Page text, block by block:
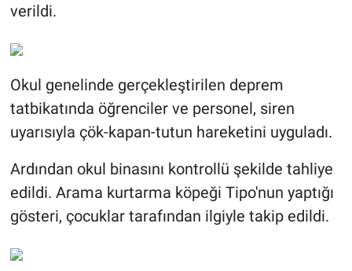
verildi.
Okul genelinde gerçekleştirilen deprem
tatbikatında öğrenciler ve personel, siren
uyarısıyla çök-kapan-tutun hareketini uyguladı.
Ardından okul binasını kontrollü şekilde tahliye
edildi. Arama kurtarma köpeği Tipo'nun yaptığı
gösteri, çocuklar tarafından ilgiyle takip edildi.